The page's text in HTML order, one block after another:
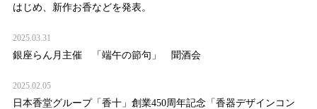
はじめ、新作お⾹などを発表。
2025.03.31
銀座らん月主催 「端午の節句」 聞酒会
2025.02.05
日本香堂グループ「香十」創業450周年記念「香器デザインコン